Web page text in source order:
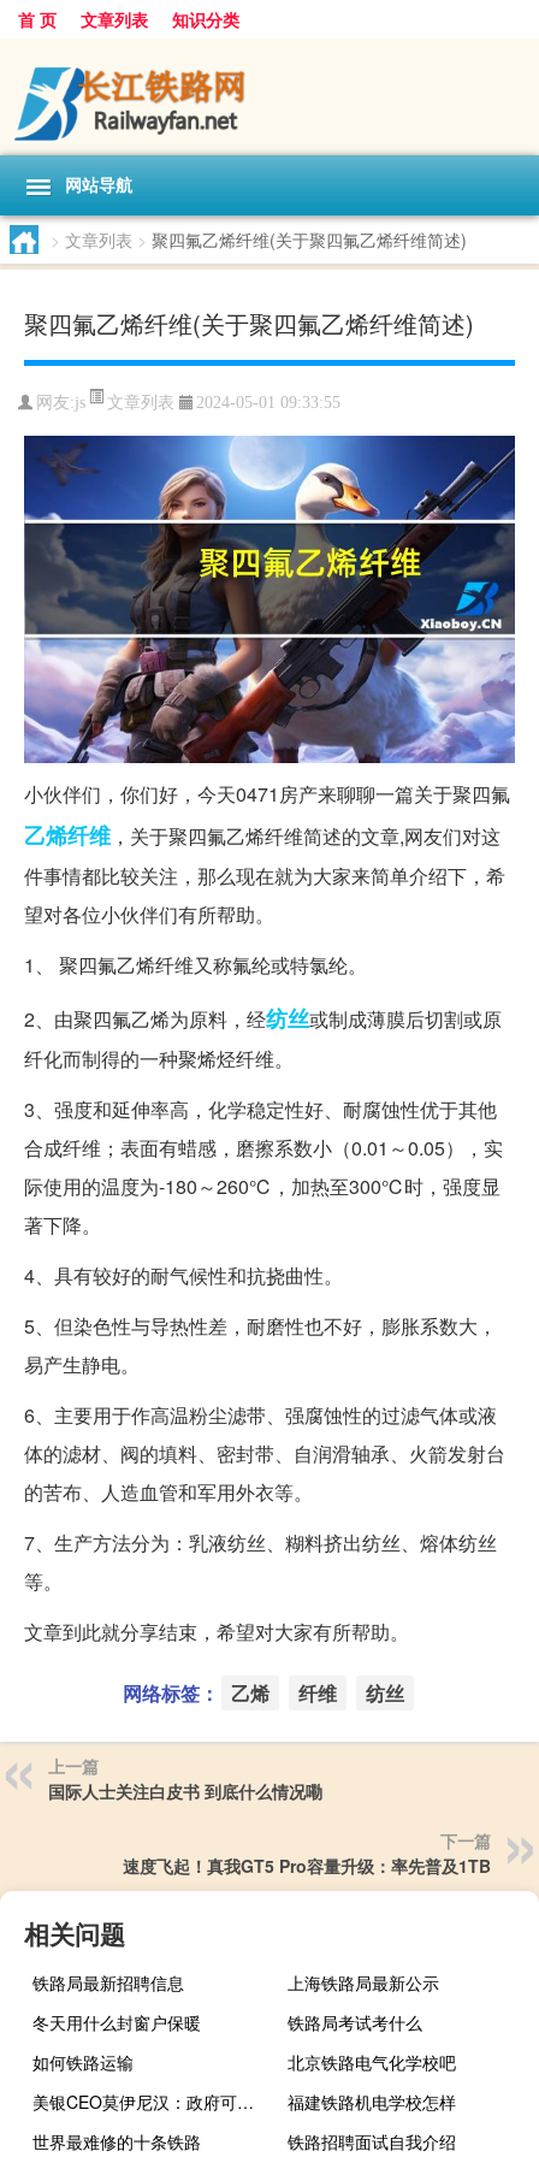
首 页 文章列表 知识分类
网站导航
> 文章列表 > 聚四氟乙烯纤维(关于聚四氟乙烯纤维简述)
聚四氟乙烯纤维(关于聚四氟乙烯纤维简述)
网友:js 文章列表 2024-05-01 09:33:55
小伙伴们，你们好，今天0471房产来聊聊一篇关于聚四氟
乙烯纤维 ，关于聚四氟乙烯纤维简述的文章,网友们对这
件事情都比较关注，那么现在就为大家来简单介绍下，希
望对各位小伙伴们有所帮助。
1、 聚四氟乙烯纤维又称氟纶或特氯纶。
2、由聚四氟乙烯为原料，经纺丝或制成薄膜后切割或原
纤化而制得的一种聚烯烃纤维。
3、强度和延伸率高，化学稳定性好、耐腐蚀性优于其他
合成纤维；表面有蜡感，磨擦系数小（0.01～0.05），实
际使用的温度为-180～260℃，加热至300℃时，强度显
著下降。
4、具有较好的耐气候性和抗挠曲性。
5、但染色性与导热性差，耐磨性也不好，膨胀系数大，
易产生静电。
6、主要用于作高温粉尘滤带、强腐蚀性的过滤气体或液
体的滤材、阀的填料、密封带、自润滑轴承、火箭发射台
的苦布、人造血管和军用外衣等。
7、生产方法分为：乳液纺丝、糊料挤出纺丝、熔体纺丝
等。
文章到此就分享结束，希望对大家有所帮助。
网络标签： 乙烯 纤维 纺丝
上一篇
国际人士关注白皮书 到底什么情况嘞
下一篇
速度飞起！真我GT5 Pro容量升级：率先普及1TB
相关问题
铁路局最新招聘信息
上海铁路局最新公示
冬天用什么封窗户保暖
铁路局考试考什么
如何铁路运输
北京铁路电气化学校吧
美银CEO莫伊尼汉：政府可能关门的影响取决于关门持续时间
福建铁路机电学校怎样
世界最难修的十条铁路
铁路招聘面试自我介绍